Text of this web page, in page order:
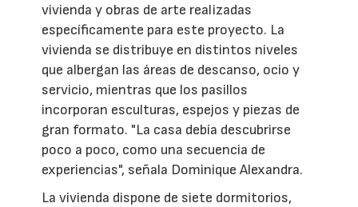
vivienda y obras de arte realizadas
específicamente para este proyecto. La
vivienda se distribuye en distintos niveles
que albergan las áreas de descanso, ocio y
servicio, mientras que los pasillos
incorporan esculturas, espejos y piezas de
gran formato. "La casa debía descubrirse
poco a poco, como una secuencia de
experiencias", señala Dominique Alexandra.
La vivienda dispone de siete dormitorios,